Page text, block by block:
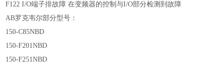
F122 I/O端子排故障 在变频器的控制与I/O部分检测到故障
AB罗克韦尔部分型号：
150-C85NBD
150-F201NBD
150-F251NBD